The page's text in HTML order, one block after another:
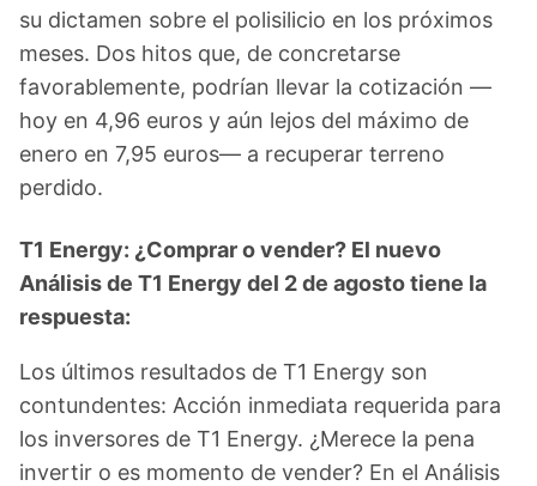
su dictamen sobre el polisilicio en los próximos
meses. Dos hitos que, de concretarse
favorablemente, podrían llevar la cotización —
hoy en 4,96 euros y aún lejos del máximo de
enero en 7,95 euros— a recuperar terreno
perdido.
T1 Energy: ¿Comprar o vender? El nuevo
Análisis de T1 Energy del 2 de agosto tiene la
respuesta:
Los últimos resultados de T1 Energy son
contundentes: Acción inmediata requerida para
los inversores de T1 Energy. ¿Merece la pena
invertir o es momento de vender? En el Análisis